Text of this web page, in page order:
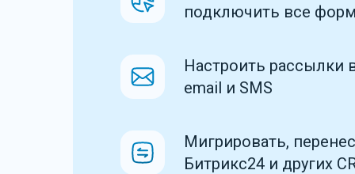
подключить все
Настроить рассылки
email и SMS
Мигрировать,
Битрикс24 и других